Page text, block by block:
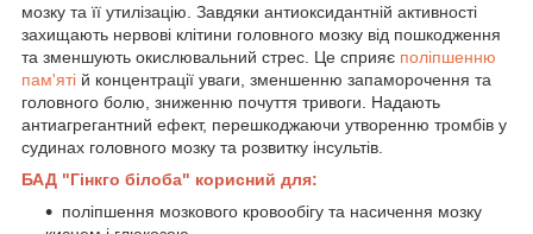
мозку та її утилізацію. Завдяки антиоксидантній активності
захищають нервові клітини головного мозку від пошкодження
та зменшують окислювальний стрес. Це сприяє поліпшенню
пам'яті й концентрації уваги, зменшенню запаморочення та
головного болю, зниженню почуття тривоги. Надають
антиагрегантний ефект, перешкоджаючи утворенню тромбів у
судинах головного мозку та розвитку інсультів.
БАД "Гінкго білоба" корисний для:
поліпшення мозкового кровообігу та насичення мозку